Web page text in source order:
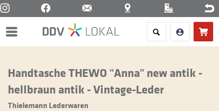
Menü
Handtasche THEWO "Anna" new antik -
hellbraun antik - Vintage-Leder
Thielemann Lederwaren